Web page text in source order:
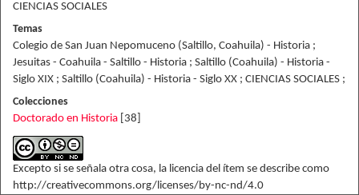
CIENCIAS SOCIALES
Temas
Colegio de San Juan Nepomuceno (Saltillo, Coahuila) - Historia ;
Jesuitas - Coahuila - Saltillo - Historia ; Saltillo (Coahuila) - Historia -
Siglo XIX ; Saltillo (Coahuila) - Historia - Siglo XX ; CIENCIAS SOCIALES ;
Colecciones
Doctorado en Historia [38]
Excepto si se señala otra cosa, la licencia del ítem se describe como
http://creativecommons.org/licenses/by-nc-nd/4.0